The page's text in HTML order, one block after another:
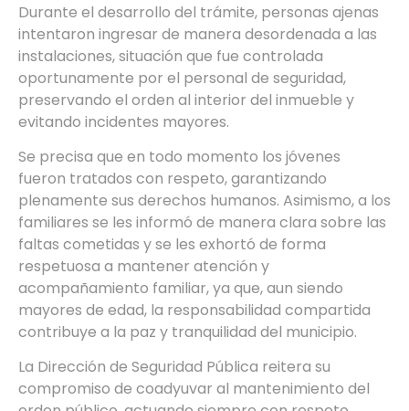
Durante el desarrollo del trámite, personas ajenas
intentaron ingresar de manera desordenada a las
instalaciones, situación que fue controlada
oportunamente por el personal de seguridad,
preservando el orden al interior del inmueble y
evitando incidentes mayores.
Se precisa que en todo momento los jóvenes
fueron tratados con respeto, garantizando
plenamente sus derechos humanos. Asimismo, a los
familiares se les informó de manera clara sobre las
faltas cometidas y se les exhortó de forma
respetuosa a mantener atención y
acompañamiento familiar, ya que, aun siendo
mayores de edad, la responsabilidad compartida
contribuye a la paz y tranquilidad del municipio.
La Dirección de Seguridad Pública reitera su
compromiso de coadyuvar al mantenimiento del